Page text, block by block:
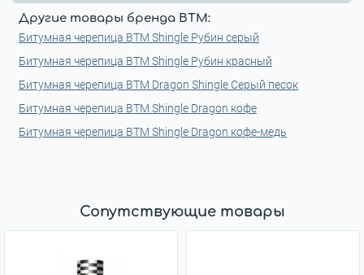
Другие товары бренда BTM:
Битумная черепица BTM Shingle Рубин серый
Битумная черепица BTM Shingle Рубин красный
Битумная черепица BTM Dragon Shingle Серый песок
Битумная черепица BTM Shingle Dragon кофе
Битумная черепица BTM Shingle Dragon кофе-медь
Сопутствующие товары